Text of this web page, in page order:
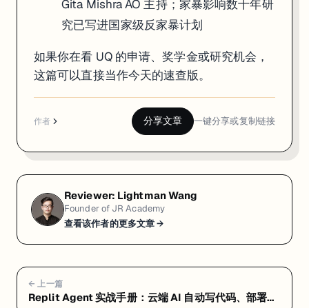
Gita Mishra AO 主持；家暴影响数十年研
究已写进国家级反家暴计划
如果你在看 UQ 的申请、奖学金或研究机会，
这篇可以直接当作今天的速查版。
作者 分享文章 一键分享或复制链接
Reviewer: Lightman Wang
Founder of JR Academy
查看该作者的更多文章 →
← 上一篇
Replit Agent 实战手册：云端 AI 自动写代码、部署一